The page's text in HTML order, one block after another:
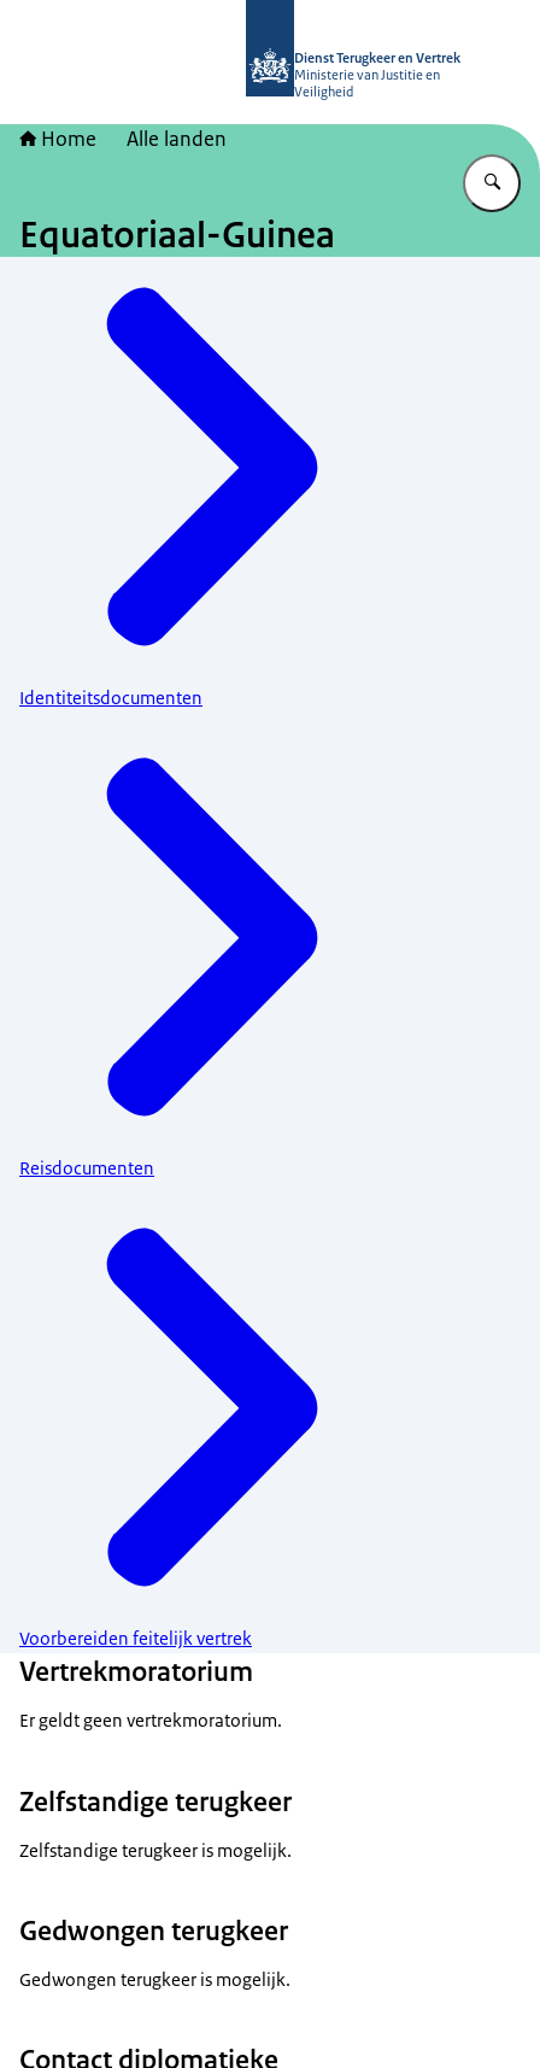
Dienst Terugkeer en Vertrek
Ministerie van Justitie en
Veiligheid
Home Alle landen
Equatoriaal-Guinea
Identiteitsdocumenten
Reisdocumenten
Voorbereiden feitelijk vertrek
Vertrekmoratorium
Er geldt geen vertrekmoratorium.
Zelfstandige terugkeer
Zelfstandige terugkeer is mogelijk.
Gedwongen terugkeer
Gedwongen terugkeer is mogelijk.
Contact diplomatieke